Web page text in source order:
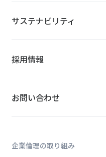
サステナビリティ
採用情報
お問い合わせ
企業倫理の取り組み